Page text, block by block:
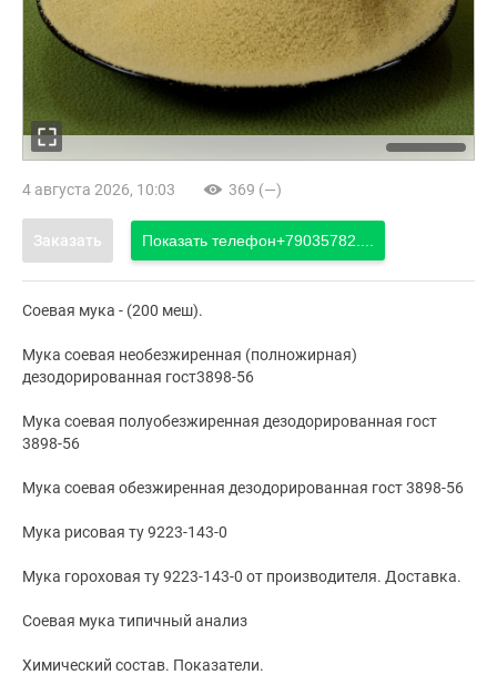
4 августа 2026, 10:03 369 (—)
Заказать Показать телефон+79035782....
Соевая мука - (200 меш).
Мука соевая необезжиренная (полножирная)
дезодорированная гост3898-56
Мука соевая полуобезжиренная дезодорированная гост
3898-56
Мука соевая обезжиренная дезодорированная гост 3898-56
Мука рисовая ту 9223-143-0
Мука гороховая ту 9223-143-0 от производителя. Доставка.
Соевая мука типичный анализ
Химический состав. Показатели.